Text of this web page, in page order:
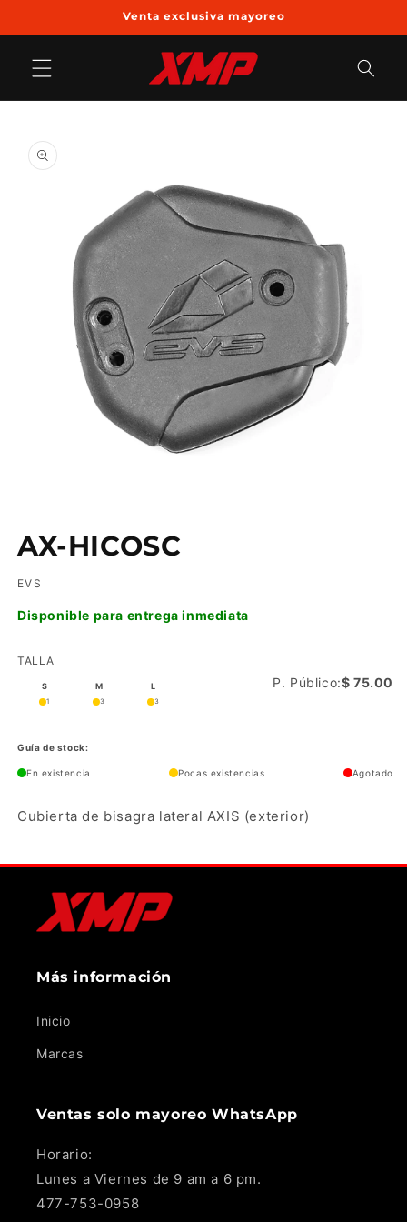
al contenido
Venta exclusiva mayoreo
a la
información
multimedia
1
una
modal
AX-HICOSC
EVS
Disponible para entrega inmediata
TALLA
S
1
M
3
L
3
P. Público:$ 75.00
Guía de stock:
En existencia Pocas existencias Agotado
Cubierta de bisagra lateral AXIS (exterior)
Más información
Inicio
Marcas
Ventas solo mayoreo WhatsApp
Horario:
Lunes a Viernes de 9 am a 6 pm.
477-753-0958